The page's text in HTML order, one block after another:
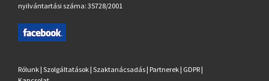
nyilvántartási száma: 35728/2001
Rólunk |Szolgáltatások |Szaktanácsadás | Partnerek | GDPR |